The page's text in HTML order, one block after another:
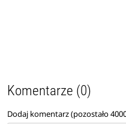
Komentarze (0)
Dodaj komentarz (pozostało